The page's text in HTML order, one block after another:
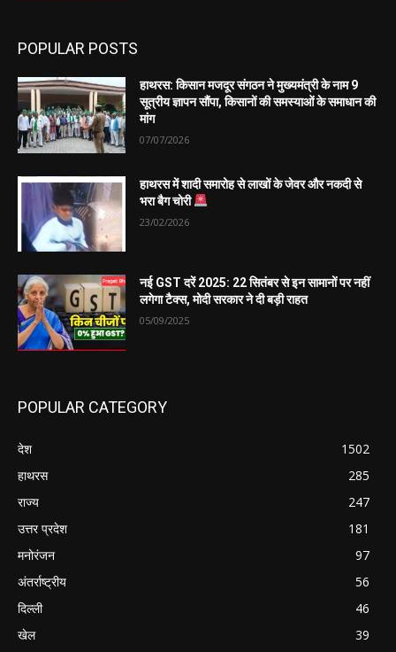
POPULAR POSTS
हाथरस: किसान मजदूर संगठन ने मुख्यमंत्री के नाम 9
सूत्रीय ज्ञापन सौंपा, किसानों की समस्याओं के समाधान की
मांग
07/07/2026
हाथरस में शादी समारोह से लाखों के जेवर और नकदी से
भरा बैग चोरी
23/02/2026
नई GST दरें 2025: 22 सितंबर से इन सामानों पर नहीं
लगेगा टैक्स, मोदी सरकार ने दी बड़ी राहत
05/09/2025
POPULAR CATEGORY
देश
1502
हाथरस
285
राज्य
247
उत्तर प्रदेश
181
मनोरंजन
97
अंतर्राष्ट्रीय
56
दिल्ली
46
खेल
39